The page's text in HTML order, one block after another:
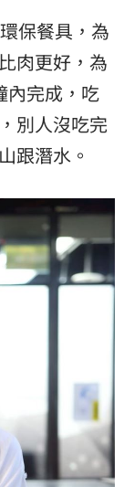
保餐具，為
肉更好，為
內完成，吃
別人沒吃完
跟潛水。